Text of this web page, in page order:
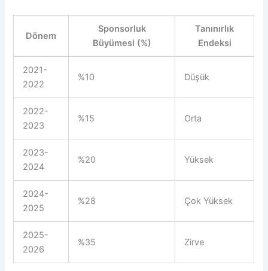
Dönem
Sponsorluk
Büyümesi (%)
Tanınırlık
Endeksi
2021-
2022
%10 Düşük
2022-
2023
%15 Orta
2023-
2024
%20 Yüksek
2024-
2025
%28 Çok Yüksek
2025-
2026
%35 Zirve